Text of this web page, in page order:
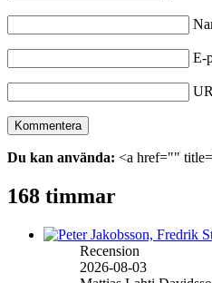
E-
Du kan använda: <a href=""
168 timmar
Recension
2026-08-03